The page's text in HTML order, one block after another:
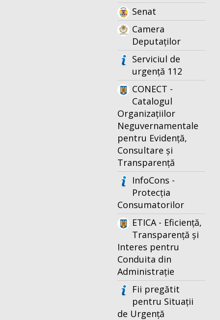
Senat
Camera
Deputaților
Serviciul de
urgență 112
CONECT -
Catalogul
Organizațiilor
Neguvernamentale
pentru Evidență,
Consultare și
Transparență
InfoCons -
Protecția
Consumatorilor
ETICA - Eficiență,
Transparență și
Interes pentru
Conduita din
Administrație
Fii pregătit
pentru Situații
de Urgență